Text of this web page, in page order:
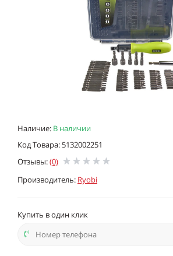
Наличие: В наличии
Код Товара: 5132002251
Отзывы:(0)
Производитель: Ryobi
Купить в один клик